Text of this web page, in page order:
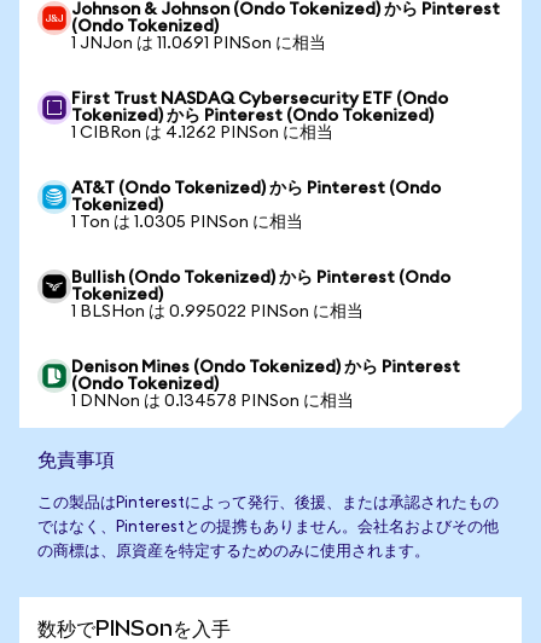
Johnson & Johnson (Ondo Tokenized) から Pinterest
(Ondo Tokenized)
1 JNJon は 11.0691 PINSon に相当
First Trust NASDAQ Cybersecurity ETF (Ondo
Tokenized) から Pinterest (Ondo Tokenized)
1 CIBRon は 4.1262 PINSon に相当
AT&T (Ondo Tokenized) から Pinterest (Ondo
Tokenized)
1 Ton は 1.0305 PINSon に相当
Bullish (Ondo Tokenized) から Pinterest (Ondo
Tokenized)
1 BLSHon は 0.995022 PINSon に相当
Denison Mines (Ondo Tokenized) から Pinterest
(Ondo Tokenized)
1 DNNon は 0.134578 PINSon に相当
免責事項
この製品はPinterestによって発行、後援、または承認されたもの
ではなく、Pinterestとの提携もありません。会社名およびその他
の商標は、原資産を特定するためのみに使用されます。
数秒でPINSonを入手